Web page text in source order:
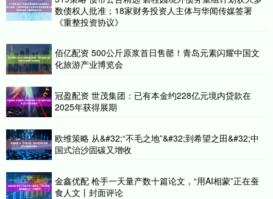
数债权人批准；18家财务投资人主体与华闻传媒签署
《重整投资协议》
佰亿配资 500公斤原浆首日售罄！青岛元素闪耀中国文
化旅游产业博览会
冠盈配资 世茂集团：已有本金约228亿元境内贷款在
2025年获得展期
欧维策略 从&#32;“不毛之地”&#32;到希望之田&#32;中
国式治沙固碳又增收
金鑫优配 枪手一天量产数十篇论文，“用AI相蒙”正在蚕
食人文丨封面评论